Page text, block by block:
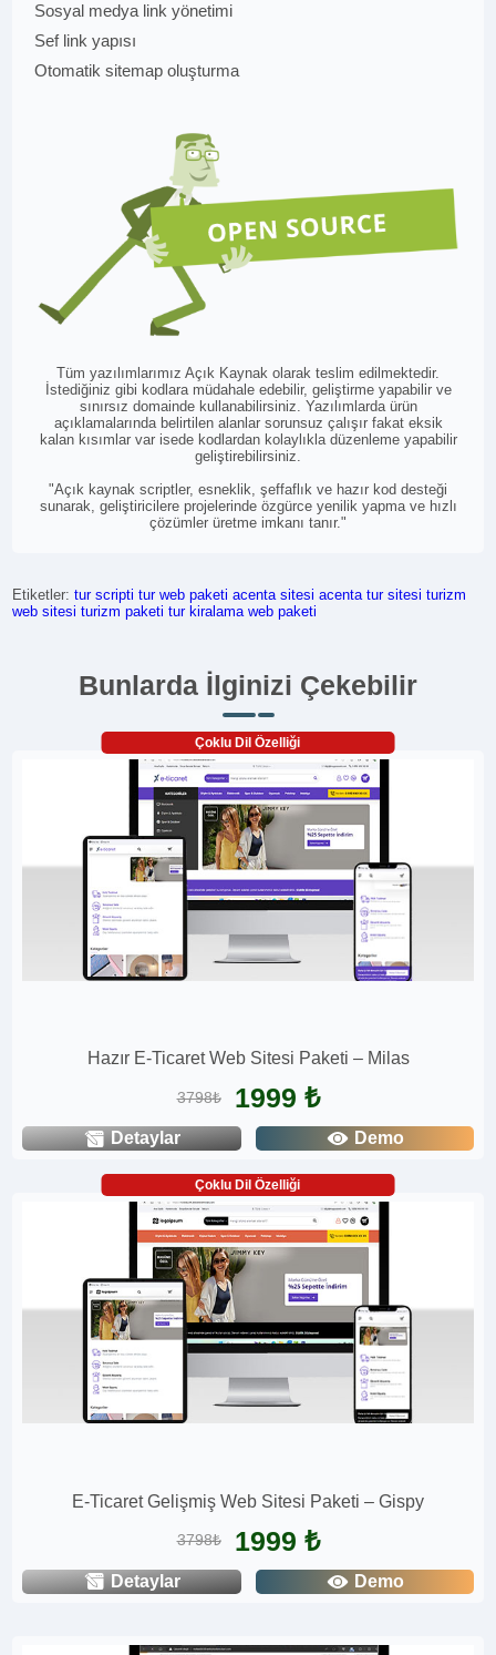
Sosyal medya link yönetimi
Sef link yapısı
Otomatik sitemap oluşturma
Tüm yazılımlarımız Açık Kaynak olarak teslim edilmektedir.
İstediğiniz gibi kodlara müdahale edebilir, geliştirme yapabilir ve
sınırsız domainde kullanabilirsiniz. Yazılımlarda ürün
açıklamalarında belirtilen alanlar sorunsuz çalışır fakat eksik
kalan kısımlar var isede kodlardan kolaylıkla düzenleme yapabilir
geliştirebilirsiniz.
"Açık kaynak scriptler, esneklik, şeffaflık ve hazır kod desteği
sunarak, geliştiricilere projelerinde özgürce yenilik yapma ve hızlı
çözümler üretme imkanı tanır."
Etiketler:tur scripti tur web paketi acenta sitesi acenta tur sitesi turizm
web sitesi turizm paketi tur kiralama web paketi
Bunlarda İlginizi Çekebilir
Çoklu Dil Özelliği
Hazır E-Ticaret Web Sitesi Paketi – Milas
3798₺ 1999 ₺
Detaylar Demo
Çoklu Dil Özelliği
E-Ticaret Gelişmiş Web Sitesi Paketi – Gispy
3798₺ 1999 ₺
Detaylar Demo